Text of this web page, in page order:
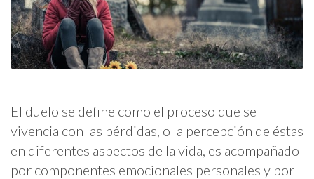
El duelo se define como el proceso que se
vivencia con las pérdidas, o la percepción de éstas
en diferentes aspectos de la vida, es acompañado
por componentes emocionales personales y por